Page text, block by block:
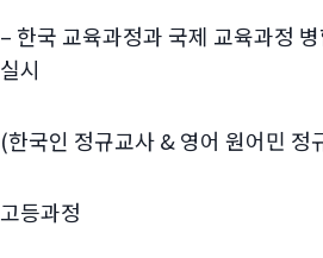
– 한국 교육과정과 국제 교육과정
실시
(한국인 정규교사 & 영어 원어민 정
고등과정